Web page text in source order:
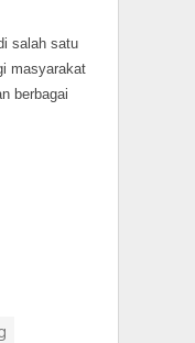
salah satu
masyarakat
berbagai